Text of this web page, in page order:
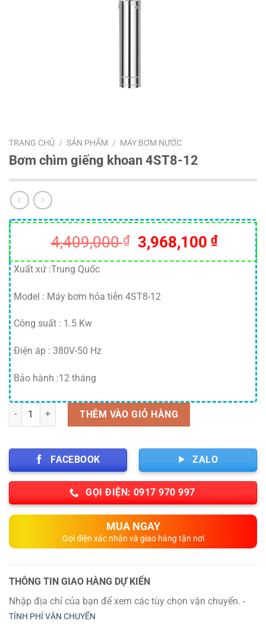
TRANG CHỦ / SẢN PHẨM / MÁY BƠM NƯỚC
Bơm chìm giếng khoan 4ST8-12
4,409,000₫ Giá
gốc
3,968,100₫Giá
hiện
Xuất xứ :Trung Quốc
Model : Máy bơm hỏa tiễn 4ST8-12
Công suất : 1.5 Kw
Điện áp : 380V-50 Hz
Bảo hành :12 tháng
Số lượng THÊM VÀO GIỎ HÀNG
FACEBOOK ZALO
GỌI ĐIỆN: 0917 970 997
MUA NGAY
Gọi điện xác nhận và giao hàng tận nơi
THÔNG TIN GIAO HÀNG DỰ KIẾN
Nhập địa chỉ của bạn để xem các tùy chọn vận chuyển. -
TÍNH PHÍ VẬN CHUYỂN